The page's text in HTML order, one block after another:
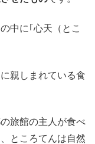
中に｢心天（とこ
親しまれている食
の旅館の主人が食べ
ところてんは自然